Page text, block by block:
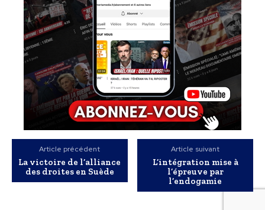
Article précédent
La victoire de l’alliance
des droites en Suède
Article suivant
L’intégration mise à
l’épreuve par
l’endogamie